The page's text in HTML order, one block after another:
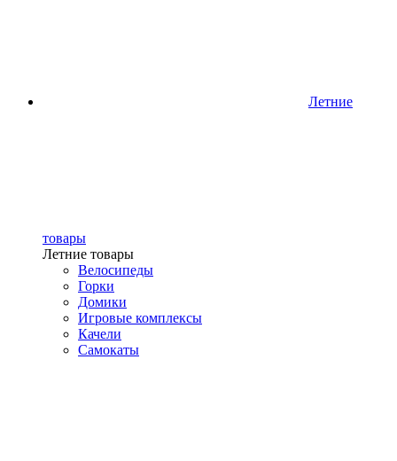
Летние
товары
Летние товары
Велосипеды
Горки
Домики
Игровые комплексы
Качели
Самокаты